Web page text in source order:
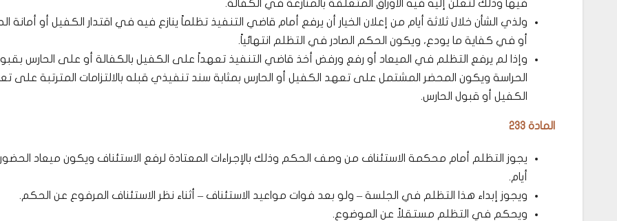
فيها وذلك لتعلن إليه فيه الأوراق المتعلقة بالمنازعة في الكفالة.
ولذي الشأن خلال ثلاثة أيام من إعلان الخيار أن يرفع أمام قاضي التنفيذ تظلماً ينازع فيه في اقتدار الكفيل أو أمانة
أو في كفاية ما يودع، ويكون الحكم الصادر في التظلم انتهائياً.
وإذا لم يرفع التظلم في الميعاد أو رفع ورفض أخذ قاضي التنفيذ تعهداً على الكفيل بالكفالة أو على الحارس
الحراسة ويكون المحضر المشتمل على تعهد الكفيل أو الحارس بمثابة سند تنفيذي قبله بالالتزامات المترتبة على
الكفيل أو قبول الحارس.
المادة 233
يجوز التظلم أمام محكمة الاستئناف من وصف الحكم وذلك بالإجراءات المعتادة لرفع الاستئناف ويكون ميعاد الحضور
أيام.
ويجوز إبداء هذا التظلم في الجلسة – ولو بعد فوات مواعيد الاستئناف – أثناء نظر الاستئناف المرفوع عن الحكم.
ويحكم في التظلم مستقلاً عن الموضوع.